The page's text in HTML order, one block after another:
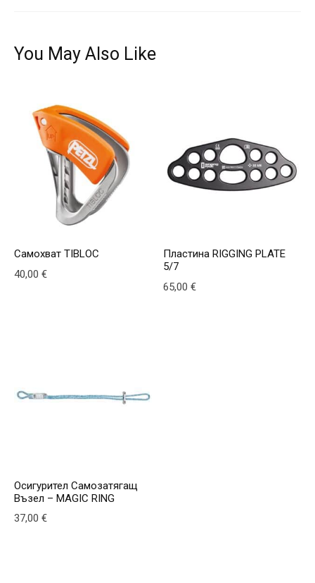
You May Also Like
Самохват TIBLOC
40,00 €
Пластина RIGGING PLATE
5/7
65,00€
Осигурител Самозатягащ
Възел – MAGIC RING
37,00 €